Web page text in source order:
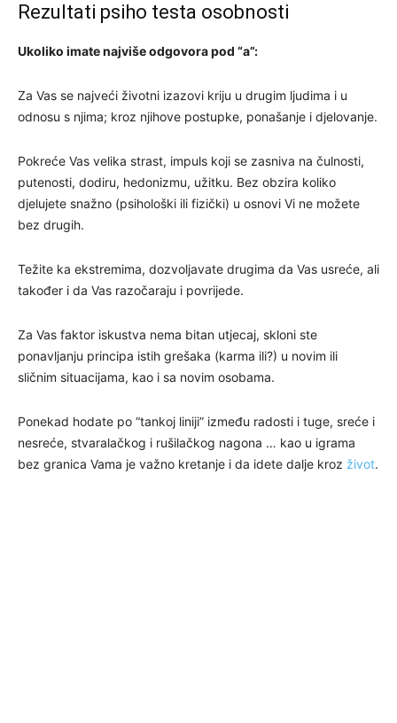
Rezultati psiho testa osobnosti
Ukoliko imate najviše odgovora pod “a”:
Za Vas se najveći životni izazovi kriju u drugim ljudima i u
odnosu s njima; kroz njihove postupke, ponašanje i djelovanje.
Pokreće Vas velika strast, impuls koji se zasniva na čulnosti,
putenosti, dodiru, hedonizmu, užitku. Bez obzira koliko
djelujete snažno (psihološki ili fizički) u osnovi Vi ne možete
bez drugih.
Težite ka ekstremima, dozvoljavate drugima da Vas usreće, ali
također i da Vas razočaraju i povrijede.
Za Vas faktor iskustva nema bitan utjecaj, skloni ste
ponavljanju principa istih grešaka (karma ili?) u novim ili
sličnim situacijama, kao i sa novim osobama.
Ponekad hodate po “tankoj liniji” između radosti i tuge, sreće i
nesreće, stvaralačkog i rušilačkog nagona … kao u igrama
bez granica Vama je važno kretanje i da idete dalje kroz život.